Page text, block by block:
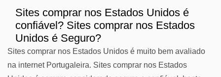
Sites comprar nos Estados Unidos é
confiável? Sites comprar nos Estados
Unidos é Seguro?
Sites comprar nos Estados Unidos é muito bem avaliado
na internet Portugaleira. Sites comprar nos Estados